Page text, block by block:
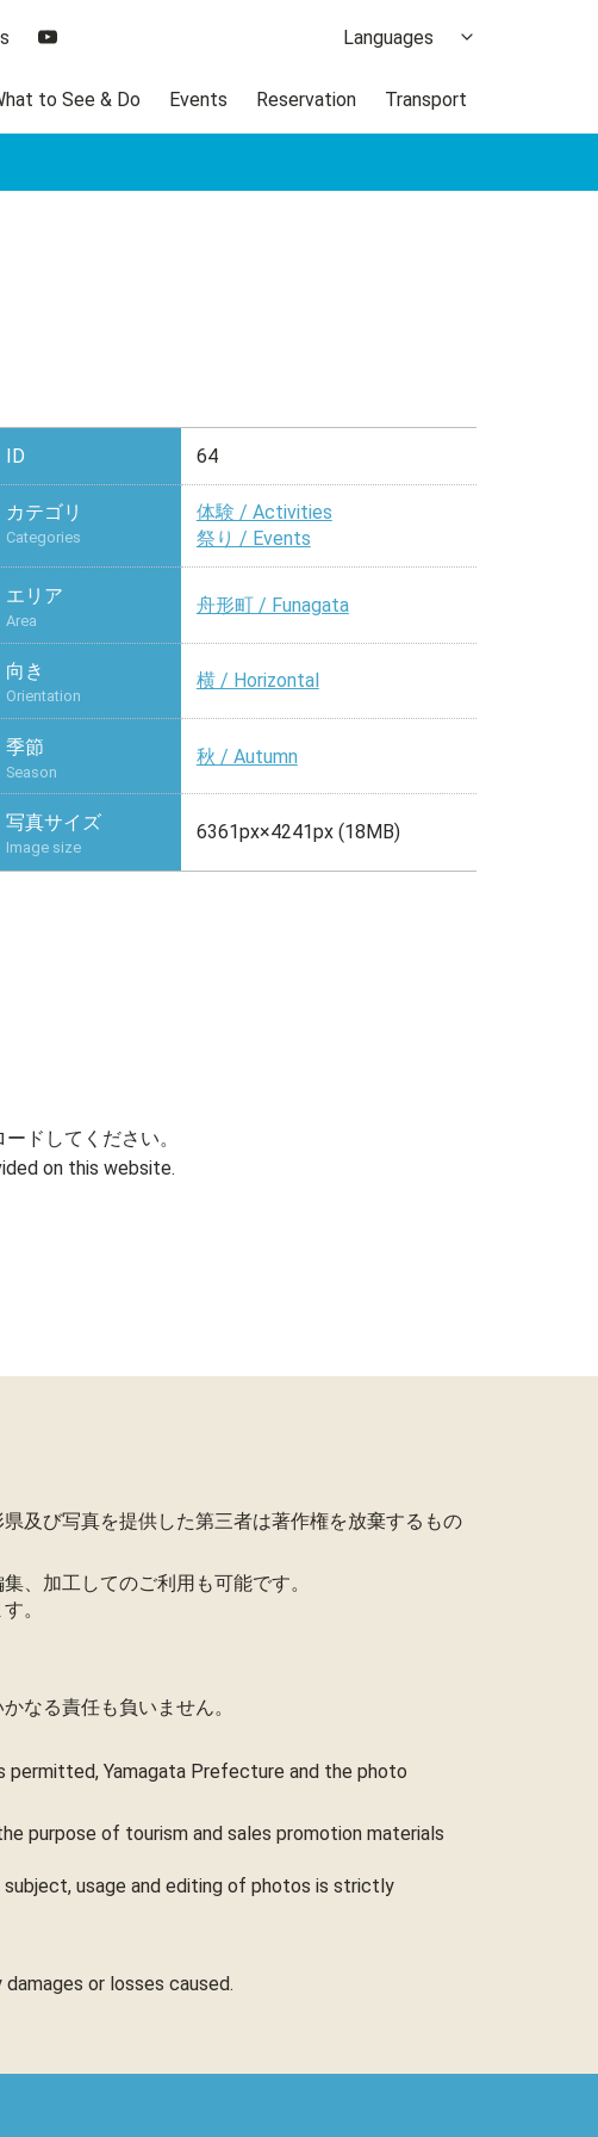
to See & Do Events Reservation Transport
Languages
日本語
ID 64
カテゴリ
Categories
体験 / Activities
祭り / Events
エリア
Area
舟形町 / Funagata
向き
Orientation
横 / Horizontal
季節
Season
秋 / Autumn
写真サイズ
Image size
6361px×4241px (18MB)
ドしてください。
on this website.
及び写真を提供した第三者は著作権を放棄するもの
、加工してのご利用も可能です。
。
なる責任も負いません。
Yamagata Prefecture and the photo
purpose of tourism and sales promotion materials
usage and editing of photos is strictly
or losses caused.